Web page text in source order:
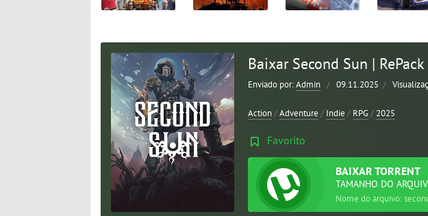
Baixar Second Sun |
Enviado por:Admin / 09.11.2025 /
Action/Adventure / Indie / RPG/ 2025
Favorito
BAIXAR TORRENT
TAMANHO DO